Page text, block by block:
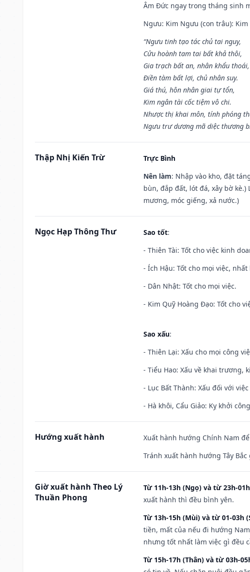
Âm Đức ngay trong tháng sinh
Ngưu: Kim Ngưu (con trâu):
“Ngưu tinh tạo tác chủ tai nguy,
Cửu hoành tam tai bất khả thôi,
Gia trạch bất an, nhân khẩu thoái,
Điền tàm bất lợi, chủ nhân suy.
Giá thú, hôn nhân giai tự tổn,
Kim ngân tài cốc tiệm vô chi.
Nhược thị khai môn, tính phóng
Ngưu trư dương mã diệc thương
Thập Nhị Kiến Trừ
Trực Bình
Nên làm: Nhập vào kho, đặt
bùn, đắp đất, lót đá, xây bờ
mương, móc giếng, xả nước.)
Ngọc Hạp Thông Thư Sao tốt:
- Thiên Tài: Tốt cho việc kinh
- Ích Hậu: Tốt cho mọi việc,
- Dân Nhật: Tốt cho mọi việc.
- Kim Quỹ Hoàng Đạo: Tốt cho
Sao xấu:
- Thiên Lại: Xấu cho mọi công
- Tiểu Hao: Xấu về khai trương,
- Lục Bất Thành: Xấu đối với
- Hà khôi, Cẩu Giảo: Kỵ khởi
Hướng xuất hành
Xuất hành hướng Chính Nam
Tránh xuất hành hướng Tây Bắc
Giờ xuất hành Theo Lý
Thuần Phong
Từ 11h-13h (Ngọ) và từ 23h-
xuất hành thì đều bình yên.
Từ 13h-15h (Mùi) và từ 01-03h
tiền, mất của nếu đi hướng
nhưng tốt nhất làm việc gì đều
Từ 15h-17h (Thân) và từ 03h-